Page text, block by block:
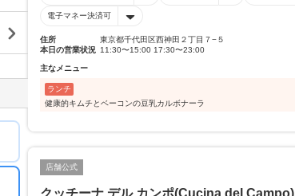
電子マネー決済可
住所
東京都千代田区西神田２丁目７−５
本日の営業状況 11:30〜15:00 17:30〜23:00
主なメニュー
ランチ
健康的キムチとベーコンの豆乳カルボナーラ
店舗公式
クッチーナ デル カンポ(Cucina del Campo)